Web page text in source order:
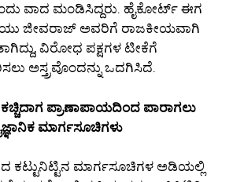
ವಾದ ಮಂಡಿಸಿದ್ದರು. ಹೈಕೋರ್ಟ್ ಈಗ
ಜೀವರಾಜ್ ಅವರಿಗೆ ರಾಜಕೀಯವಾಗಿ
ವಿರೋಧ ಪಕ್ಷಗಳ ಟೀಕೆಗೆ
ಅಸ್ತ್ರವೊಂದನ್ನು ಒದಗಿಸಿದೆ.
ಪ್ರಾಣಾಪಾಯದಿಂದ ಪಾರಾಗಲು
ಮಾರ್ಗಸೂಚಿಗಳು
ಕಟ್ಟುನಿಟ್ಟಿನ ಮಾರ್ಗಸೂಚಿಗಳ ಅಡಿಯಲ್ಲಿ